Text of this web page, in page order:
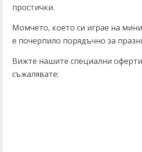
простички.
Момчето, което си играе на
е почерпило порядъчно за
Вижте нашите специални
съжалявате: